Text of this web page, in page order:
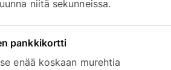
niitä sekunneissa.
pankkikortti
enää koskaan murehtia